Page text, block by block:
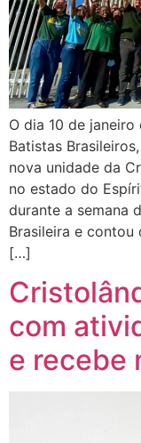
O dia 10 de
Batistas
nova unidade da
no estado do
durante a semana
Brasileira e contou
[…]
com
e recebe